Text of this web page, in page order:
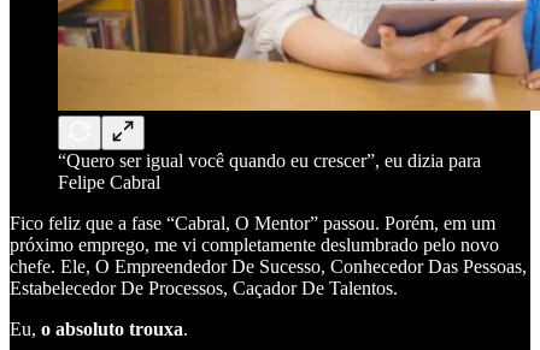
“Quero ser igual você quando eu crescer”, eu dizia para
Felipe Cabral
Fico feliz que a fase “Cabral, O Mentor” passou. Porém, em um
próximo emprego, me vi completamente deslumbrado pelo novo
chefe. Ele, O Empreendedor De Sucesso, Conhecedor Das Pessoas,
Estabelecedor De Processos, Caçador De Talentos.
Eu, o absoluto trouxa.